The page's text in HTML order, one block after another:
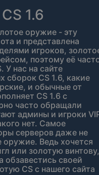
1.6
оружие - эту
и представлена
игроков,
поэтому её
нас на сайте
сборок CS 1.6, какие
и обычные от
CS 1.6 с
часто обращали
админы и игроки
нет. Самое
серверов даже не
оружие. Ведь хочется
или золотую винтову,
обзавестись своей
CS с нашего сайта